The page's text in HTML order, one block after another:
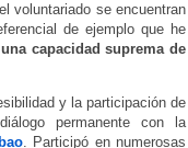
voluntariado se encuentran
de ejemplo que he
capacidad suprema de
y la participación de
permanente con la
. Participó en numerosas